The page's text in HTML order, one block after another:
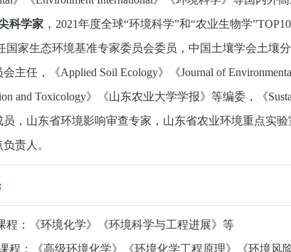
科学家 ， 2021年度全球“环境科学”和“农业生物学
家生态环境基准专家委员会委员 ， 中国土壤学会土壤
会主任 ， 《Applied Soil Ecology》 《Journal of
and Toxicology》《山东农业大学学报》等编委 ， 《
员 ， 山东省环境影响审查专家 ， 山东省农业环境重点实
责人 。
程：《环境化学》《环境科学与工程进展》等
：《高级环境化学》《环境化学工程原理》《环境风